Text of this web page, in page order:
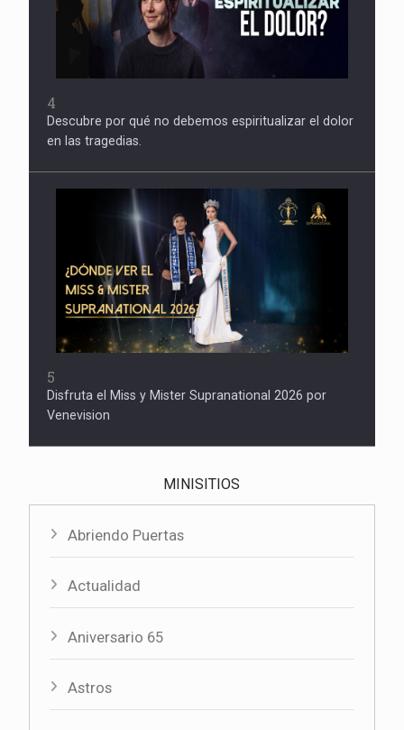
4
Descubre por qué no debemos espiritualizar el dolor
en las tragedias.
5
Disfruta el Miss y Mister Supranational 2026 por
Venevision
MINISITIOS
Abriendo Puertas
Actualidad
Aniversario 65
Astros